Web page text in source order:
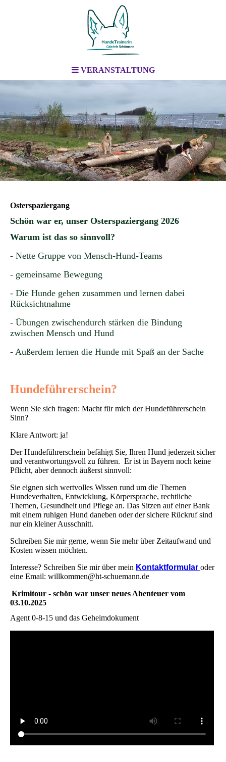
VERANSTALTUNG
Osterspaziergang
Schön war er, unser Osterspaziergang 2026
Warum ist das so sinnvoll?
- Nette Gruppe von Mensch-Hund-Teams
- gemeinsame Bewegung
- Die Hunde gehen zusammen und lernen dabei
Rücksichtnahme
- Übungen zwischendurch stärken die Bindung
zwischen Mensch und Hund
- Außerdem lernen die Hunde mit Spaß an der Sache
Hundeführerschein?
Wenn Sie sich fragen: Macht für mich der Hundeführerschein
Sinn?
Klare Antwort: ja!
Der Hundeführerschein befähigt Sie, Ihren Hund jederzeit sicher
und verantwortungsvoll zu führen. Er ist in Bayern noch keine
Pflicht, aber dennoch äußerst sinnvoll:
Sie eignen sich wertvolles Wissen rund um die Themen
Hundeverhalten, Entwicklung, Körpersprache, rechtliche
Themen, Gesundheit und Pflege an. Das Sitzen auf einer Bank
mit einem ruhigen Hund daneben oder der sichere Rückruf sind
nur ein kleiner Ausschnitt.
Schreiben Sie mir gerne, wenn Sie mehr über Zeitaufwand und
Kosten wissen möchten.
Interesse? Schreiben Sie mir über mein Kontaktformular oder
eine Email: willkommen@ht-schuemann.de
Krimitour - schön war unser neues Abenteuer vom
03.10.2025
Agent 0-8-15 und das Geheimdokument